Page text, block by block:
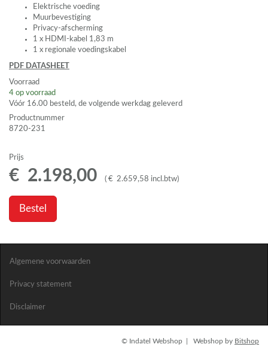
Elektrische voeding
Muurbevestiging
Privacy-afscherming
1 x HDMI -kabel 1,83 m
1 x regionale voedingskabel
PDF DATASHEET
Voorraad
4 op voorraad
Vóór 16.00 besteld, de volgende werkdag geleverd
Productnummer
8720-231
Prijs
€ 2.198,00 ( € 2.659,58 incl.btw)
Bestel
Algemene voorwaarden
Privacy statement
Disclaimer
© Indatel Webshop | Webshop by Bitshop